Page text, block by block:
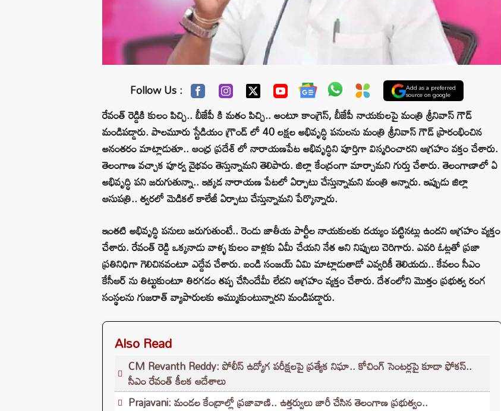
Follow Us : Add as a preferred
source on google
రేవంత్ రెడ్డికి కులం పిచ్చి.. బీజేపీ కి మతం పిచ్చి.. అంటూ కాంగ్రెస్‌, బీజేపీ నాయ‌కుల‌పై మంత్రి శ్రీనివాస్ గౌడ్
మండిప‌డ్డారు. పాలమూరు స్టేడియం గ్రౌండ్ లో 40 లక్షల అభివృద్ధి పనులను మంత్రి శ్రీనివాస్ గౌడ్ ప్రారంభించిన
అనంతరం మాట్లాడుతూ.. ఆంధ్ర ప్రదేశ్ లో నారాయణపేట అభివృద్ధిని పూర్తిగా విస్మరించారని ఆగ్ర‌హం వ‌క్తం చేశారు.
తెలంగాణ వచ్చాక పూర్వ వైభవం తెస్తున్నామ‌ని తెలిపారు. జిల్లా కేంద్రంగా మార్చామ‌ని గుర్తు చేశారు. తెలంగాణాలో ఏ
అభివృద్ధి పని జరుగుతున్నా.. ఇక్కడ నారాయణ పేటలో ఏర్పాటు చేస్తున్నామ‌ని మంత్రి అన్నారు. ఇప్పుడు జిల్లా
ఆసుపత్రి.. త్వరలో మెడికల్ కాలేజీ ఏర్పాటు చేస్తున్నామ‌ని పేర్కొన్నారు.
ఇంతటి అభివృద్ధి పనులు జరుగుతుంటే.. రెండు జాతీయ పార్టీల నాయకులకు దయ్యం పట్టినట్లు ఉందని ఆగ్ర‌హం వ్య‌క్తం
చేశారు. రేవంత్ రెడ్డి ఒక్కనాడు వాళ్ళ కులం వాళ్లకు ఏమీ చేయని నేత అని నిప్పులు చెరిగారు. ఎవరి ఓట్లతో ప్రజా
ప్రతినిధిగా గెలిచినవంటూ ఎద్దేవ చేశారు. బండి సంజయ్ ఏమి మాట్లాడుతాడో ఎవ్వరికీ తెలియదు.. కేవలం సీఎం
కేసీఆర్ ను తిట్టుకుంటూ తిరగడం తప్ప చేసిందేమీ లేదని ఆగ్ర‌హం వ్య‌క్తం చేశారు. దేశంలోని మొత్తం ప్రభుత్వ రంగ
సంస్థలను గుజరాత్ వ్యాపారులకు అమ్ముకుంటున్నారని మండిప‌డ్డారు.
Also Read
CM Revanth Reddy: పోలీస్ ఉద్యోగ పరీక్షలపై ప్రత్యేక నిఘా.. కోచింగ్ సెంటర్లపై కూడా ఫోకస్..
సీఎం రేవంత్ కీలక ఆదేశాలు
Prajavani: మండల కేంద్రాల్లో ప్రజావాణి.. ఉత్తర్వులు జారీ చేసిన తెలంగాణ ప్రభుత్వం..